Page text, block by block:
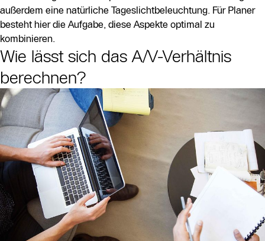
außerdem eine natürliche Tageslichtbeleuchtung. Für Planer
besteht hier die Aufgabe, diese Aspekte optimal zu
kombinieren.
Wie lässt sich das A/V-Verhältnis
berechnen?